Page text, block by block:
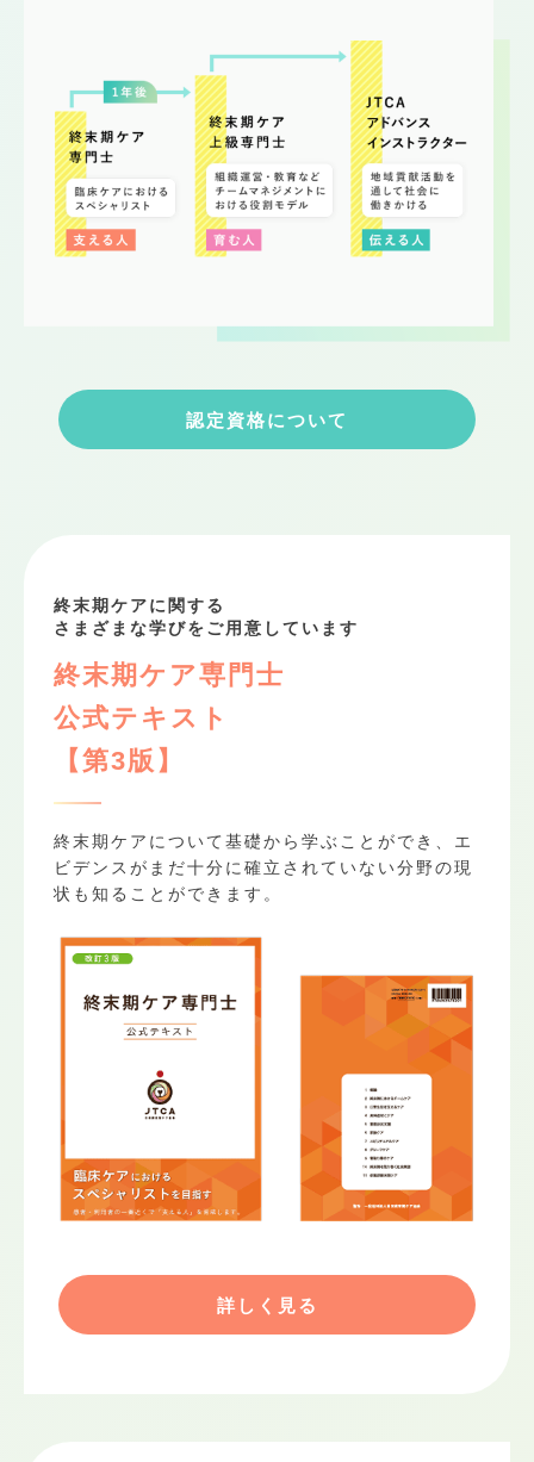
認定資格について
終末期ケアに関する
さまざまな学びをご用意しています
終末期ケア専門士
公式テキスト
【第3版】
終末期ケアについて基礎から学ぶことができ、エ
ビデンスがまだ十分に確立されていない分野の現
状も知ることができます。
詳しく見る